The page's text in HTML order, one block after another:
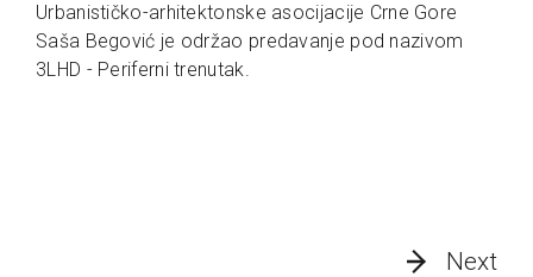
Urbanističko-arhitektonske asocijacije Crne Gore
Saša Begović je održao predavanje pod nazivom
3LHD - Periferni trenutak.
Next